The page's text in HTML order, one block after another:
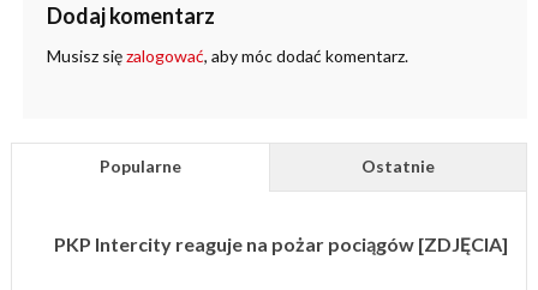
Dodaj komentarz
Musisz sięzalogować, aby móc dodać komentarz.
Popularne Ostatnie
PKP Intercity reaguje na pożar pociągów [ZDJĘCIA]